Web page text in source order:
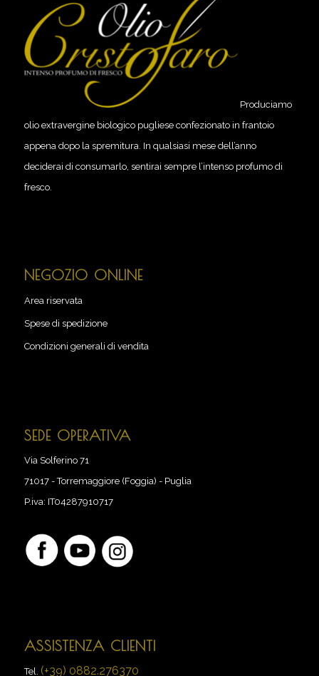
Produciamo
olio extravergine biologico pugliese confezionato in frantoio
appena dopo la spremitura. In qualsiasi mese dell’anno
deciderai di consumarlo, sentirai sempre l’intenso profumo di
fresco.
NEGOZIO ONLINE
Area riservata
Spese di spedizione
Condizioni generali di vendita
SEDE OPERATIVA
Via Solferino 71
71017-Torremaggiore (Foggia) - Puglia
P.iva: IT04287910717
ASSISTENZA CLIENTI
Tel. (+39) 0882.276370